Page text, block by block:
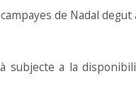
de Nadal degut
a la